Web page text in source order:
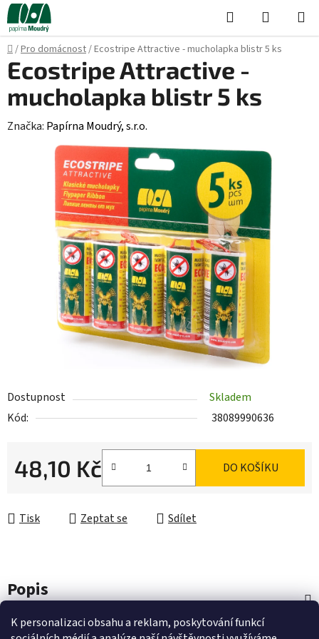
K personalizaci obsahu a reklam, poskytování funkcí
Přejít
na
obsah
Hledat
KOŠÍK
Domů
/Pro domácnost/Ecostripe Attractive - mucholapka blistr 5 ks
Dostupnost
Skladem
Kód:
38089990636
48,10 Kč DO KOŠÍKU
Tisk Zeptat se Sdílet
Ecostripe Attractive -
mucholapka blistr 5 ks
Značka: Papírna Moudrý, s.r.o.
Popis
Diskuze